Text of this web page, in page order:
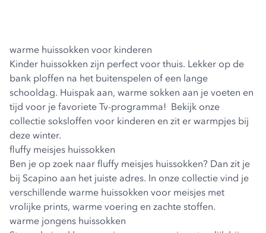
warme huissokken voor kinderen
Kinder huissokken zijn perfect voor thuis. Lekker op de
bank ploffen na het buitenspelen of een lange
schooldag. Huispak aan, warme sokken aan je voeten en
tijd voor je favoriete Tv-programma! Bekijk onze
collectie soksloffen voor kinderen en zit er warmpjes bij
deze winter.
fluffy meisjes huissokken
Ben je op zoek naar fluffy meisjes huissokken? Dan zit je
bij Scapino aan het juiste adres. In onze collectie vind je
verschillende warme huissokken voor meisjes met
vrolijke prints, warme voering en zachte stoffen.
warme jongens huissokken